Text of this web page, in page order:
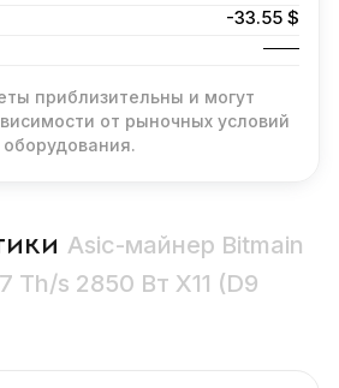
-33.55 $
приблизительны и могут
от рыночных условий
Asic-майнер Bitmain
Th/s 2850 Вт X11 (D9